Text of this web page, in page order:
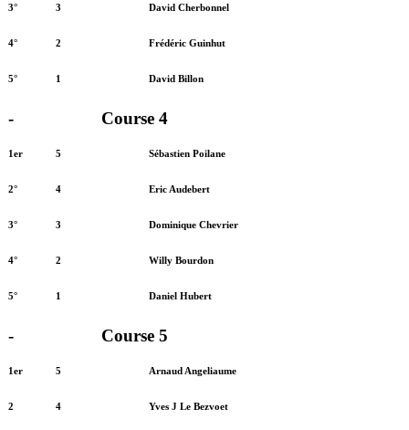
3° 3 David Cherbonnel
4° 2 Frédéric Guinhut
5° 1 David Billon
- Course 4
1er 5 Sébastien Poilane
2° 4 Eric Audebert
3° 3 Dominique Chevrier
4° 2 Willy Bourdon
5° 1 Daniel Hubert
- Course 5
1er 5 Arnaud Angeliaume
2 4 Yves J Le Bezvoet